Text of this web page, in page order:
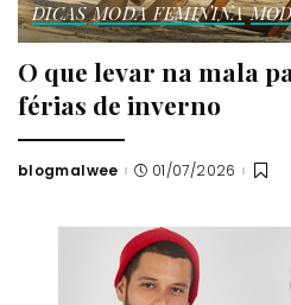
DICAS MODA FEMININA
O que levar na mala
férias de inverno
Posted
blogmalwee 01/07/2026